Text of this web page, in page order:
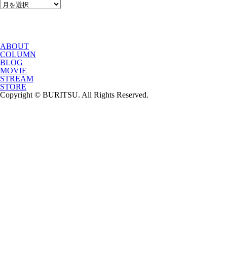
ABOUT
COLUMN
BLOG
MOVIE
STREAM
STORE
Copyright © BURITSU. All Rights Reserved.